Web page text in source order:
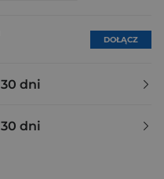
DOŁĄCZ
30 dni
30 dni